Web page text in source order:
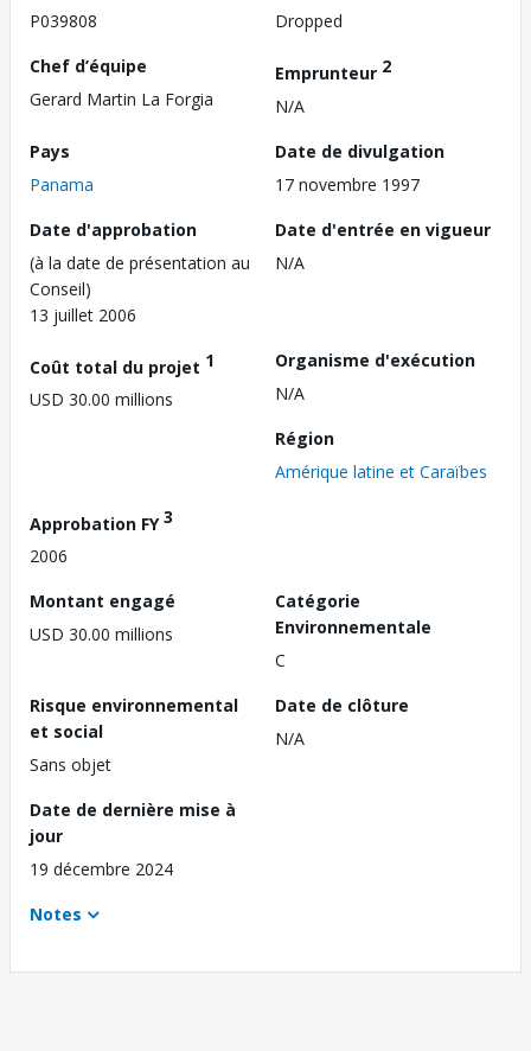
P039808
Dropped
Chef d’équipe
Gerard Martin La Forgia
Emprunteur 2
N/A
Pays
Panama
Date de divulgation
17 novembre 1997
Date d'approbation
(à la date de présentation au
Conseil)
13 juillet 2006
Date d'entrée en vigueur
N/A
Coût total du projet 1
USD 30.00 millions
Organisme d'exécution
N/A
Région
Amérique latine et Caraïbes
Approbation FY3
2006
Montant engagé
USD 30.00 millions
Catégorie
Environnementale
C
Risque environnemental
et social
Sans objet
Date de clôture
N/A
Date de dernière mise à
jour
19 décembre 2024
Notes